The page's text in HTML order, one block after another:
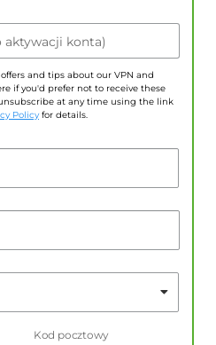
konta)
and tips about our VPN and
if you'd prefer not to receive these
at any time using the link
Policy for details.
Kod pocztowy